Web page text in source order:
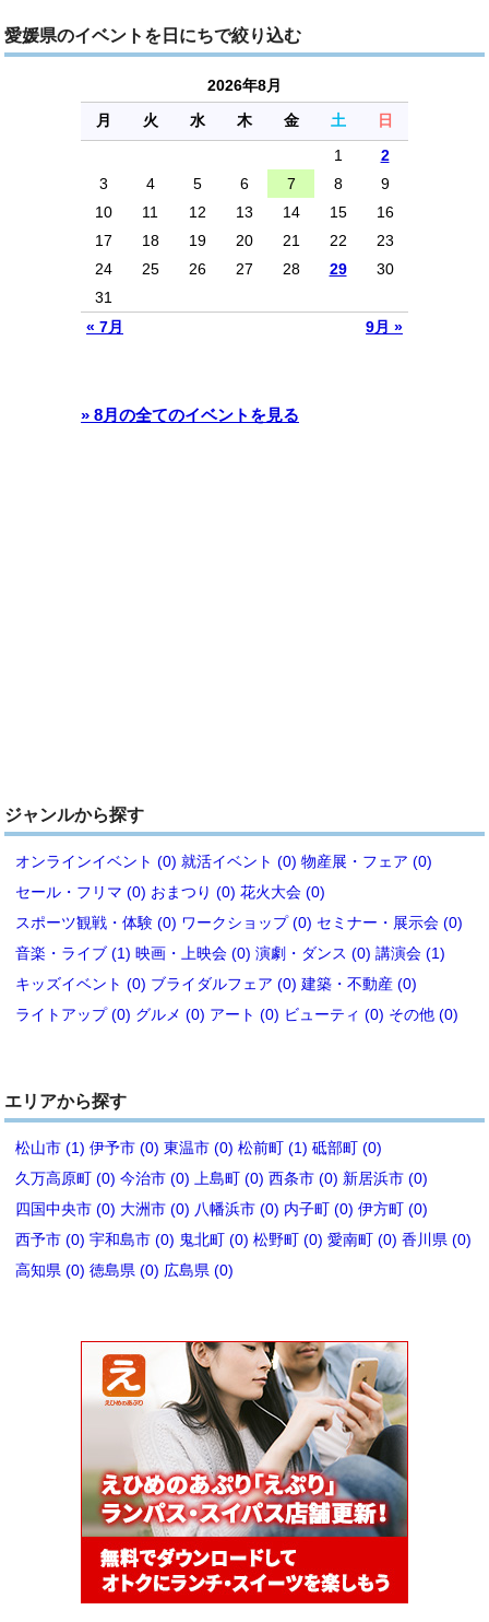
愛媛県のイベントを日にちで絞り込む
2026年8月
月
火 水 木 金 土 日
« 7月 9月 »
1
2
3
4 5 6 7 8
9
10
11 12 13 14 15
16
17
18 19 20 21 22
23
24
25 26 27 28 29
30
31
» 8月の全てのイベントを見る
ジャンルから探す
オンラインイベント (0) 就活イベント (0) 物産展・フェア (0)
セール・フリマ (0) おまつり (0) 花火大会 (0)
スポーツ観戦・体験 (0) ワークショップ (0) セミナー・展示会 (0)
音楽・ライブ (1) 映画・上映会 (0) 演劇・ダンス (0) 講演会 (1)
キッズイベント (0) ブライダルフェア (0) 建築・不動産 (0)
ライトアップ (0) グルメ (0) アート (0) ビューティ (0) その他 (0)
エリアから探す
松山市 (1) 伊予市 (0) 東温市 (0) 松前町 (1) 砥部町 (0)
久万高原町 (0) 今治市 (0) 上島町 (0) 西条市 (0) 新居浜市 (0)
四国中央市 (0) 大洲市 (0) 八幡浜市 (0) 内子町 (0) 伊方町 (0)
西予市 (0) 宇和島市 (0) 鬼北町 (0) 松野町 (0) 愛南町 (0) 香川県 (0)
高知県 (0) 徳島県 (0) 広島県 (0)